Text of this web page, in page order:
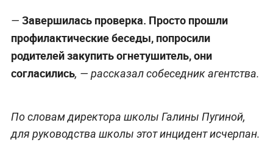
— Завершилась проверка. Просто прошли
профилактические беседы, попросили
родителей закупить огнетушитель, они
согласились, — рассказал собеседник агентства.
По словам директора школы Галины Пугиной,
для руководства школы этот инцидент исчерпан.